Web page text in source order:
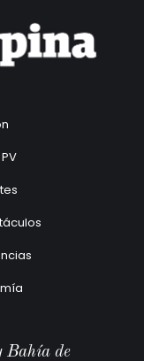
Bahía de